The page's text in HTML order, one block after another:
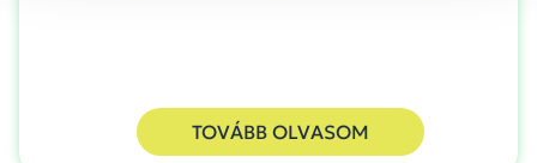
TOVÁBB OLVASOM